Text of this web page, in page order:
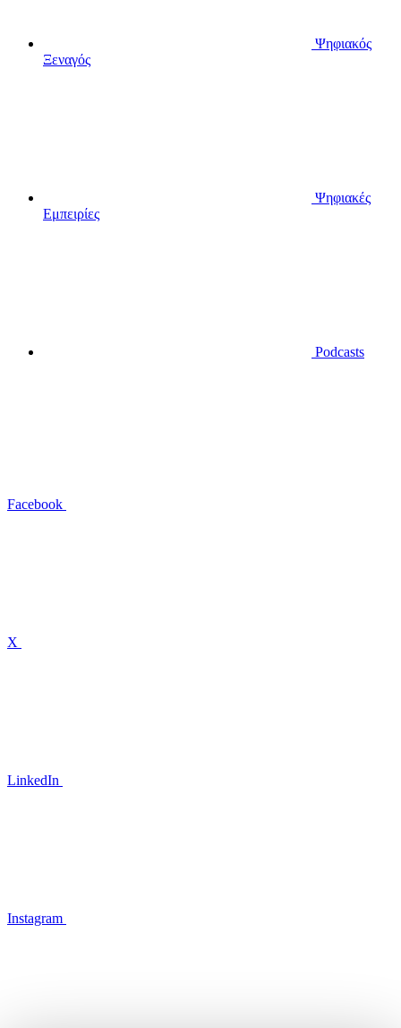
Ψηφιακός
Ξεναγός
Ψηφιακές
Εμπειρίες
Podcasts
Facebook
X
LinkedIn
Instagram